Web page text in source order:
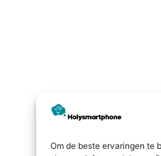
Om de beste ervaringen te